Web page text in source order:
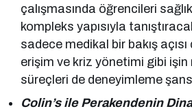
çalışmasında öğrencileri
kompleks yapısıyla
sadece medikal bir bakış
erişim ve kriz yönetimi gibi işin
süreçleri de deneyimleme
Colin’s ile Perakendenin